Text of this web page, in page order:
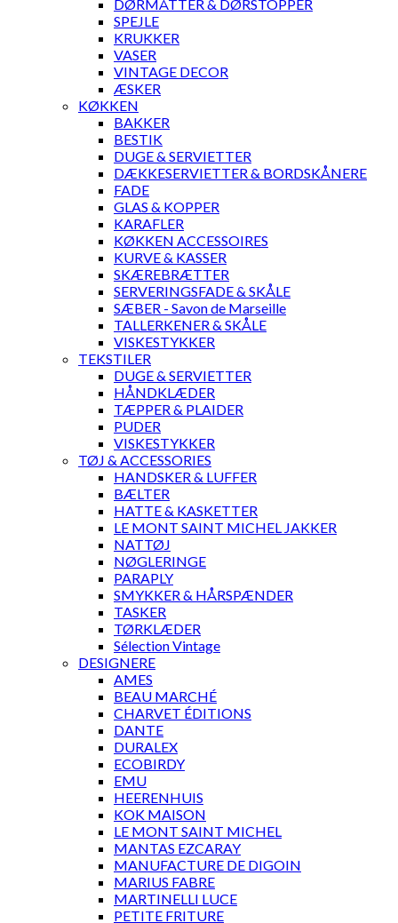
DØRMÅTTER & DØRSTOPPER
SPEJLE
KRUKKER
VASER
VINTAGE DECOR
ÆSKER
KØKKEN
BAKKER
BESTIK
DUGE & SERVIETTER
DÆKKESERVIETTER & BORDSKÅNERE
FADE
GLAS & KOPPER
KARAFLER
KØKKEN ACCESSOIRES
KURVE & KASSER
SKÆREBRÆTTER
SERVERINGSFADE & SKÅLE
SÆBER - Savon de Marseille
TALLERKENER & SKÅLE
VISKESTYKKER
TEKSTILER
DUGE & SERVIETTER
HÅNDKLÆDER
TÆPPER & PLAIDER
PUDER
VISKESTYKKER
TØJ & ACCESSORIES
HANDSKER & LUFFER
BÆLTER
HATTE & KASKETTER
LE MONT SAINT MICHEL JAKKER
NATTØJ
NØGLERINGE
PARAPLY
SMYKKER & HÅRSPÆNDER
TASKER
TØRKLÆDER
Sélection Vintage
DESIGNERE
AMES
BEAU MARCHÉ
CHARVET ÉDITIONS
DANTE
DURALEX
ECOBIRDY
EMU
HEERENHUIS
KOK MAISON
LE MONT SAINT MICHEL
MANTAS EZCARAY
MANUFACTURE DE DIGOIN
MARIUS FABRE
MARTINELLI LUCE
PETITE FRITURE